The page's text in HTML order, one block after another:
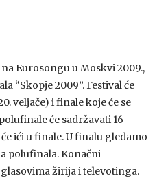
Eurosongu u Moskvi 2009.,
“Skopje 2009”. Festival će
veljače) i finale koje će se
će sadržavati 16
ići u finale. U finalu gledamo
polufinala. Konačni
žirija i televotinga.